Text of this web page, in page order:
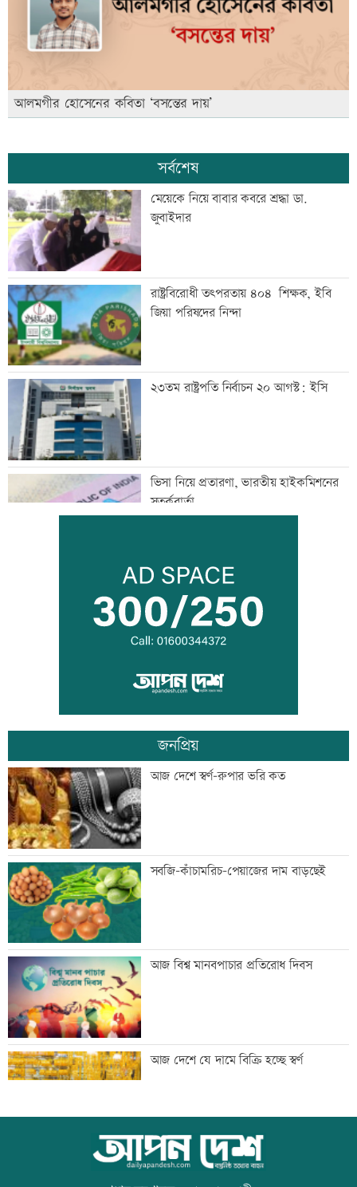
আলমগীর হোসেনের কবিতা ‘বসন্তের দায়’
সর্বশেষ
মেয়েকে নিয়ে বাবার কবরে শ্রদ্ধা ডা.
জুবাইদার
রাষ্ট্রবিরোধী তৎপরতায় ৪০৪ শিক্ষক, ইবি
জিয়া পরিষদের নিন্দা
২৩তম রাষ্ট্রপতি নির্বাচন ২০ আগস্ট: ইসি
ভিসা নিয়ে প্রতারণা, ভারতীয় হাইকমিশনের
সতর্কবার্তা
জুলাইয়ে সড়কে ঝরেছে ৪১৬ প্রাণ
জুলাই স্মৃতি জাদুঘর উন্মুক্ত, প্রথম দিনেই
উপচে পড়া ভিড়
জোড়া গোলে মেসির নতুন রেকর্ড
ঢাকার চারপাশের নদীদূষণ রোধে
কর্মপরিকল্পনার নির্দেশ
গণভোটের রায় বাস্তবায়নে ১১ দলের লংমার্চের
ঘোষণা
এসবিএসি ব্যাংকের কর্পোরেট পরিচালকের
শেয়ার বিক্রির ঘোষণা
পোলট্রি মুরগির মাংসে মাত্রাতিরিক্ত
অ্যান্টিমাইক্রোবিয়াল
জনপ্রিয়
আজ দেশে স্বর্ণ-রুপার ভরি কত
সবজি-কাঁচামরিচ-পেয়াজের দাম বাড়ছেই
আজ বিশ্ব মানবপাচার প্রতিরোধ দিবস
আজ দেশে যে দামে বিক্রি হচ্ছে স্বর্ণ
আজ বিশ্ব বন্ধু দিবস